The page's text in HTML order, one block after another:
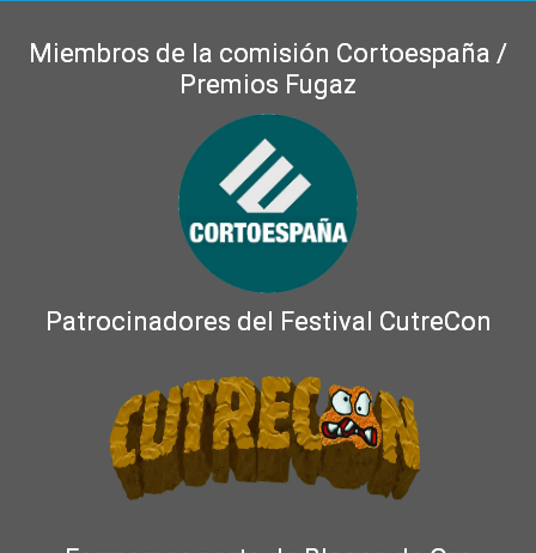
Miembros de la comisión Cortoespaña /
Premios Fugaz
Patrocinadores del Festival CutreCon